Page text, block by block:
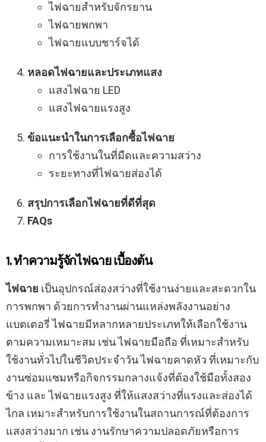
ไฟฉายสำหรับจักรยาน
ไฟฉายพกพา
ไฟฉายแบบชาร์จได้
หลอดไฟฉายและประเภทแสง
แสงไฟฉาย LED
แสงไฟฉายแรงสูง
ข้อแนะนำในการเลือกซื้อไฟฉาย
การใช้งานในที่มืดและความสว่าง
ระยะทางที่ไฟฉายส่องได้
สรุปการเลือกไฟฉายที่ดีที่สุด
FAQs
1. ทำความรู้จักไฟฉาย เบื้องต้น
ไฟฉาย เป็นอุปกรณ์ส่องสว่างที่ใช้งานง่ายและสะดวกใน
การพกพา ด้วยการทำงานผ่านแหล่งพลังงานอย่าง
แบตเตอรี่ ไฟฉายมีหลากหลายประเภทให้เลือกใช้งาน
ตามความเหมาะสม เช่น ไฟฉายมือถือ ที่เหมาะสำหรับ
ใช้งานทั่วไปในชีวิตประจำวัน ไฟฉายคาดหัว ที่เหมาะกับ
งานซ่อมแซมหรือกิจกรรมกลางแจ้งที่ต้องใช้มือทั้งสอง
ข้าง และ ไฟฉายแรงสูง ที่ให้แสงสว่างที่แรงและส่องได้
ไกล เหมาะสำหรับการใช้งานในสถานการณ์ที่ต้องการ
แสงสว่างมาก เช่น งานรักษาความปลอดภัยหรือการ